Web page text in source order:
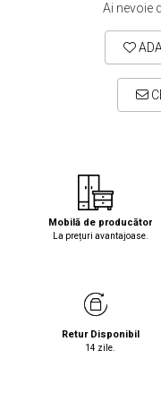
Ai nevoie
Mobilă de producător
La prețuri avantajoase.
Retur Disponibil
14 zile.